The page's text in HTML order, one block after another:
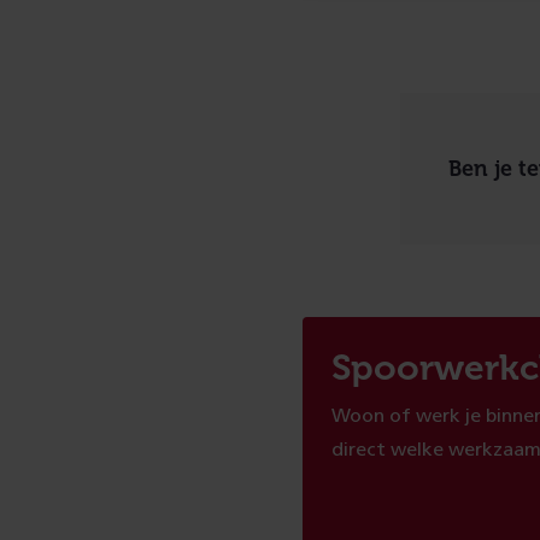
Ben je
Woon of werk je
direct welke